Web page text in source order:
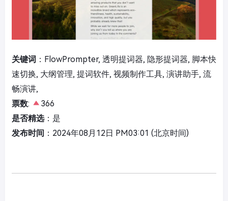
关键词 ：FlowPrompter, 透明提词器, 隐形提词器, 脚本快
速切换, 大纲管理, 提词软件, 视频制作工具, 演讲助手, 流
畅演讲,
票数:
366
是否精选：是
发布时间 ：2024年08月12日 PM03:01 (北京时间)